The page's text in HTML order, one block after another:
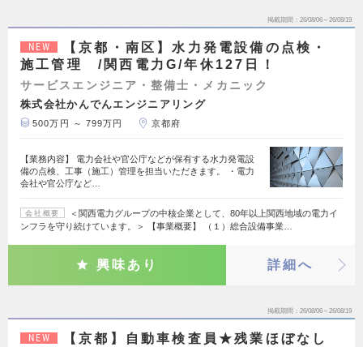
掲載期間 26/08/06～26/08/19
NEW
【京都・南区】水力発電設備の点検・
施工管理 /関西電力G/年休127日！
サービスエンジニア・整備士・メカニック
株式会社かんでんエンジニアリング
500万円 ～ 799万円 京都府
【業務内容】 電力会社や官公庁などが保有する水力発電設
備の点検、工事（施工）管理を担当いただきます。 ・電力
会社や官公庁など…
会社概要
＜関西電力グループの中核企業として、80年以上関西地域の電力イ
ンフラを守り続けています。＞ 【事業概要】 （１）総合設備事業…
興味あり 詳細へ
掲載期間 26/08/06～26/08/19
NEW
【京都】自動車検査員★残業ほぼなし